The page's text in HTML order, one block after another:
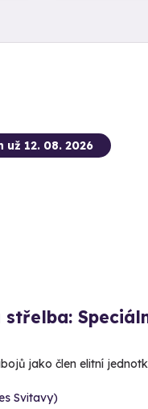
už 12. 08. 2026
jako člen elitní
Svitavy)